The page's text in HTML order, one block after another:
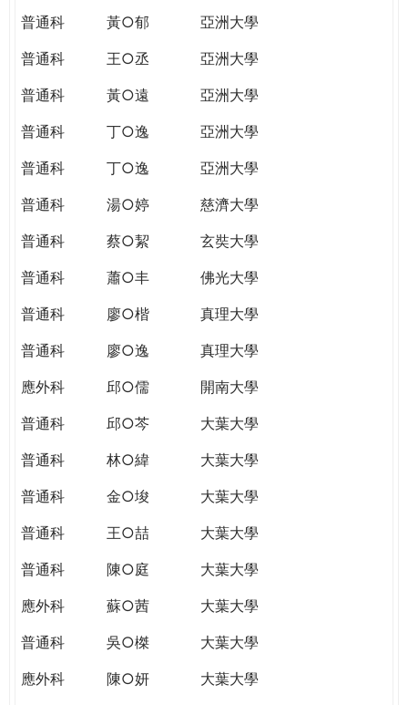
普通科 黃○郁
亞洲大學
普通科
王○丞
亞洲大學
普通科
黃○遠
亞洲大學
普通科
丁○逸
亞洲大學
普通科
丁○逸
亞洲大學
普通科
湯○婷
慈濟大學
普通科
蔡○絜
玄奘大學
普通科
蕭○丰
佛光大學
普通科
廖○楷
真理大學
普通科
廖○逸
真理大學
應外科
邱○儒
開南大學
普通科
邱○芩
大葉大學
普通科
林○緯
大葉大學
普通科
金○埈
大葉大學
普通科
王○喆
大葉大學
普通科
陳○庭
大葉大學
應外科
蘇○茜
大葉大學
普通科
吳○榤
大葉大學
應外科
陳○妍
大葉大學